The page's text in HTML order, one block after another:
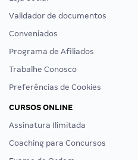
Validador de documentos
Conveniados
Programa de Afiliados
Trabalhe Conosco
Preferências de Cookies
CURSOS ONLINE
Assinatura Ilimitada
Coaching para Concursos